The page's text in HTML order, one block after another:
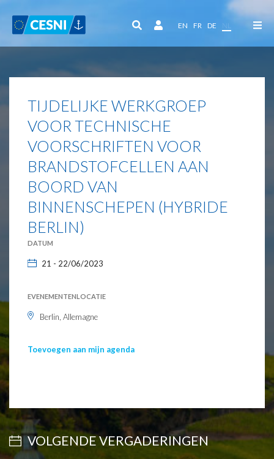
EN FR DE NL
TIJDELIJKE WERKGROEP
VOOR TECHNISCHE
VOORSCHRIFTEN VOOR
BRANDSTOFCELLEN AAN
BOORD VAN
BINNENSCHEPEN (HYBRIDE
BERLIN)
DATUM
21 - 22/06/2023
EVENEMENTENLOCATIE
Berlin, Allemagne
Toevoegen aan mijn agenda
VOLGENDE VERGADERINGEN